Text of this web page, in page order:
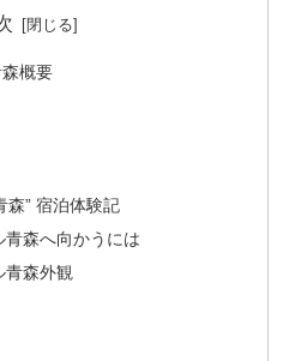
概要
森” 宿泊体験記
青森へ向かうには
青森外観